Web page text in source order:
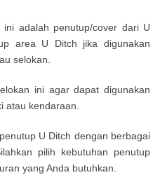
adalah penutup/cover dari U
area U Ditch jika digunakan
selokan.
ini agar dapat digunakan
atau kendaraan.
U Ditch dengan berbagai
pilih kebutuhan penutup
yang Anda butuhkan.